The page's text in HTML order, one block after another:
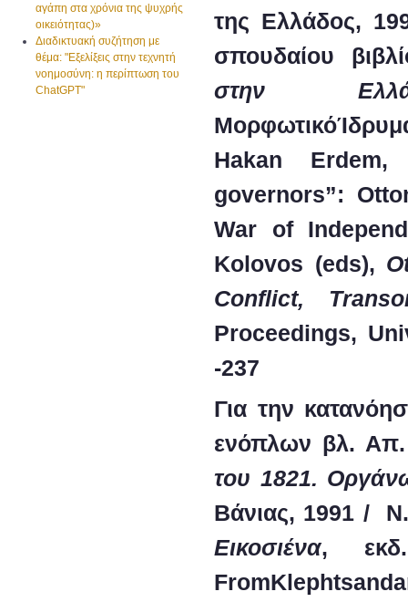
αγάπη στα χρόνια της ψυχρής
οικειότητας)»
Διαδικτυακή συζήτηση με
θέμα: "Εξελίξεις στην τεχνητή
νοημοσύνη: η περίπτωση του
ChatGPT"
της Ελλάδος,
σπουδαίου
στην
Hakan Erdem,
governors”:
War of
Kolovos (eds),
Conflict,
Proceedings,
-237
Για την
ενόπλων βλ. Απ.
του 1821.
Βάνιας, 1991 /
Εικοσιένα,